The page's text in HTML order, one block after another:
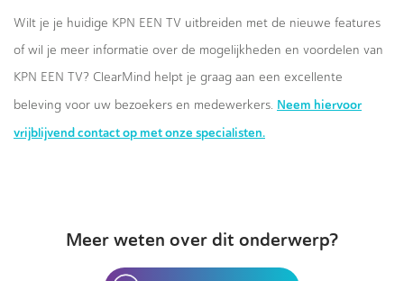
Wilt je je huidige KPN EEN TV uitbreiden met de nieuwe features
of wil je meer informatie over de mogelijkheden en voordelen van
KPN EEN TV? ClearMind helpt je graag aan een excellente
beleving voor uw bezoekers en medewerkers. Neem hiervoor
vrijblijvend contact op met onze specialisten.
Meer weten over dit onderwerp?